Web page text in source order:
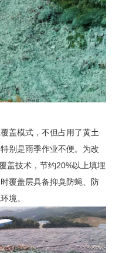
盖模式，不但占用了黄土
别是雨季作业不便。为改
盖技术，节约20%以上填埋
覆盖层具备抑臭防蝇、防
境。